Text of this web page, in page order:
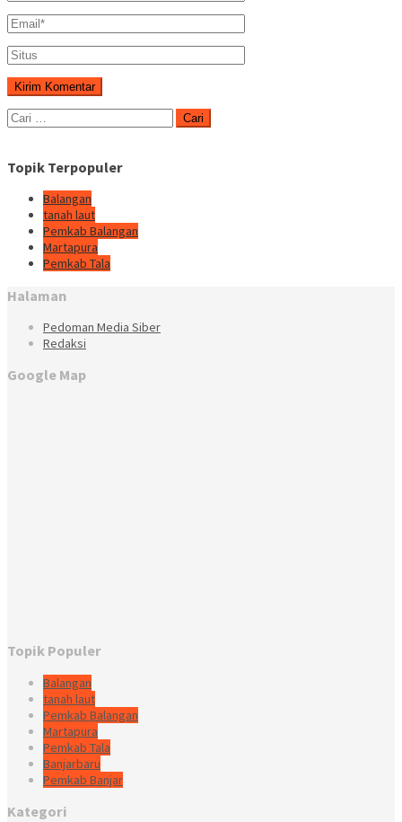
Cari
untuk:
Topik Terpopuler
Balangan
tanah laut
Pemkab Balangan
Martapura
Pemkab Tala
Halaman
Pedoman Media Siber
Redaksi
Google Map
Topik Populer
Balangan
tanah laut
Pemkab Balangan
Martapura
Pemkab Tala
Banjarbaru
Pemkab Banjar
Kategori